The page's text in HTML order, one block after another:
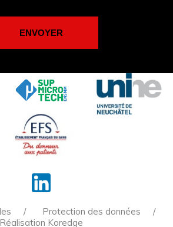
Protection des données
Réalisation Koredge